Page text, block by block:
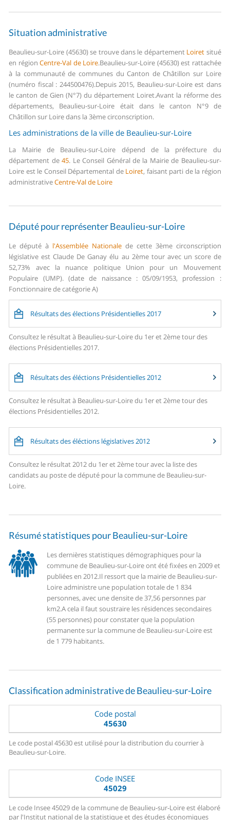
Situation administrative
Beaulieu-sur-Loire (45630) se trouve dans le département Loiret situé
en régionCentre-Val de Loire.Beaulieu-sur-Loire (45630) est rattachée
à la communauté de communes du Canton de Châtillon sur Loire
(numéro fiscal : 244500476).Depuis 2015, Beaulieu-sur-Loire est dans
le canton de Gien (N°7) du département Loiret.Avant la réforme des
départements, Beaulieu-sur-Loire était dans le canton N°9 de
Châtillon sur Loire dans la 3ème circonscription.
Les administrations de la ville de Beaulieu-sur-Loire
La Mairie de Beaulieu-sur-Loire dépend de la préfecture du
département de45. Le Conseil Général de la Mairie de Beaulieu-sur-
Loire est le Conseil Départemental de Loiret, faisant parti de la région
administrativeCentre-Val de Loire
Député pour représenter Beaulieu-sur-Loire
Le député à l'Assemblée Nationale de cette 3ème circonscription
législative est Claude De Ganay élu au 2ème tour avec un score de
52,73% avec la nuance politique Union pour un Mouvement
Populaire (UMP). (date de naissance : 05/09/1953, profession :
Fonctionnaire de catégorie A)
Résultats des élections Présidentielles 2017
Consultez le résultat à Beaulieu-sur-Loire du 1er et 2ème tour des
élections Présidentielles 2017.
Résultats des éléctions Présidentielles 2012
Consultez le résultat à Beaulieu-sur-Loire du 1er et 2ème tour des
élections Présidentielles 2012.
Résultats des éléctions législatives 2012
Consultez le résultat 2012 du 1er et 2ème tour avec la liste des
candidats au poste de député pour la commune de Beaulieu-sur-
Loire.
Résumé statistiques pour Beaulieu-sur-Loire
Les dernières statistiques démographiques pour la
commune de Beaulieu-sur-Loire ont été fixées en 2009 et
publiées en 2012.Il ressort que la mairie de Beaulieu-sur-
Loire administre une population totale de 1 834
personnes, avec une densite de 37,56 personnes par
km2.A cela il faut soustraire les résidences secondaires
(55 personnes) pour constater que la population
permanente sur la commune de Beaulieu-sur-Loire est
de 1 779 habitants.
Classification administrative de Beaulieu-sur-Loire
Code postal
45630
Le code postal 45630 est utilisé pour la distribution du courrier à
Beaulieu-sur-Loire.
Code INSEE
45029
Le code Insee 45029 de la commune de Beaulieu-sur-Loire est élaboré
par l'Institut national de la statistique et des études économiques